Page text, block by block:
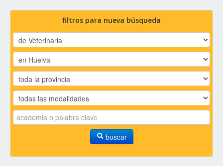
filtros para nueva búsqueda
buscar